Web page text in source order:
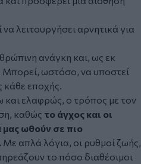
λειτουργήσει αρνητικά για
ανάγκη και, ως εκ
Μπορεί, ωστόσο, να υποστεί
κάθε εποχής.
και ελαφρώς, ο τρόπος με τον
καθώς το άγχος και οι
μας ωθούν σε πιο
Με απλά λόγια, οι ρυθμοί ζωής,
το πόσο διαθέσιμοι